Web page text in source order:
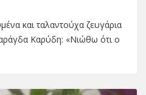
και ταλαντούχα ζευγάρια
Καρύδη: «Νιώθω ότι ο